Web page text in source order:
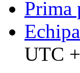
Prima
Echipa
UTC